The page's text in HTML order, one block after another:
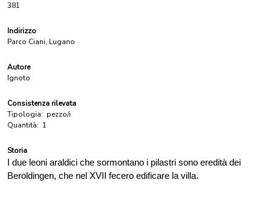
381
Indirizzo
Parco Ciani, Lugano
Autore
Ignoto
Consistenza rilevata
Tipologia: pezzo/i
Quantità: 1
Storia
I due leoni araldici che sormontano i pilastri sono eredità dei
Beroldingen, che nel XVII fecero edificare la villa.